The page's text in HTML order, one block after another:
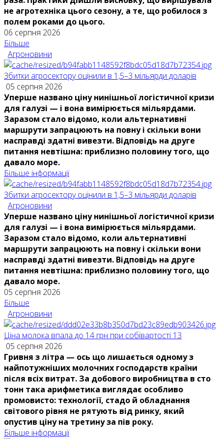
не агротехніка цього сезону, а те, що робилося з
полем роками до цього.
06 серпня 2026
Більше
Агроновини
Збитки агросектору оцінили в 1,5–3 мільярди доларів
05 серпня 2026
Уперше названо ціну нинішньої логістичної кризи
для галузі — і вона вимірюється мільярдами.
Заразом стало відомо, коли альтернативні
маршрути запрацюють на повну і скільки вони
насправді здатні вивезти. Відповідь на друге
питання невтішна: приблизно половину того, що
давало море.
Більше інформації
Збитки агросектору оцінили в 1,5–3 мільярди доларів
Агроновини
Уперше названо ціну нинішньої логістичної кризи
для галузі — і вона вимірюється мільярдами.
Заразом стало відомо, коли альтернативні
маршрути запрацюють на повну і скільки вони
насправді здатні вивезти. Відповідь на друге
питання невтішна: приблизно половину того, що
давало море.
05 серпня 2026
Більше
Агроновини
Ціна молока впала до 14 грн при собівартості 13
05 серпня 2026
Гривня з літра — ось що лишається одному з
найпотужніших молочних господарств країни
після всіх витрат. За добового виробництва в сто
тонн така арифметика виглядає особливо
промовисто: технології, стадо й обладнання
світового рівня не рятують від ринку, який
опустив ціну на третину за пів року.
Більше інформації